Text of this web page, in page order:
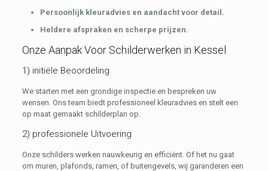
Persoonlijk kleuradvies en aandacht voor detail.
Heldere afspraken en scherpe prijzen.
Onze Aanpak Voor Schilderwerken in Kessel
1) initiële Beoordeling
We starten met een grondige inspectie en bespreken uw
wensen. Ons team biedt professioneel kleuradvies en stelt een
op maat gemaakt schilderplan op.
2) professionele Uitvoering
Onze schilders werken nauwkeurig en efficiënt. Of het nu gaat
om muren, plafonds, ramen, of buitengevels, wij garanderen een